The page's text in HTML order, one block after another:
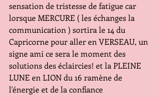
sensation de tristesse de fatigue car
lorsque MERCURE ( les échanges la
communication ) sortira le 14 du
Capricorne pour aller en VERSEAU, un
signe ami ce sera le moment des
solutions des éclaircies! et la PLEINE
LUNE en LION du 16 ramène de
l'énergie et de la confiance